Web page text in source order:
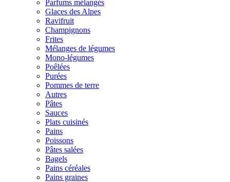
Parfums mélangés
Glaces des Alpes
Ravifruit
Champignons
Frites
Mélanges de légumes
Mono-légumes
Poêlées
Purées
Pommes de terre
Autres
Pâtes
Sauces
Plats cuisinés
Pains
Poissons
Pâtes salées
Bagels
Pains céréales
Pains graines